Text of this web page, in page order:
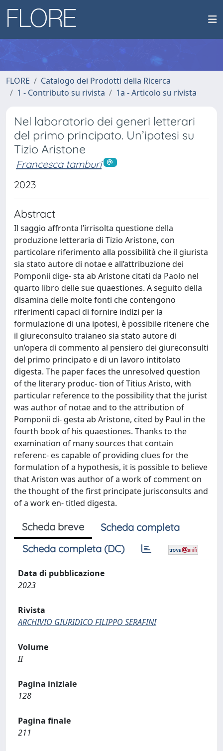
FLORE
Catalogo dei Prodotti della Ricerca
1 - Contributo su rivista
1a - Articolo su rivista
Nel laboratorio dei generi letterari
del primo principato. Un’ipotesi su
Tizio Aristone
Francesca tamburi
2023
Abstract
Il saggio affronta l’irrisolta questione della
produzione letteraria di Tizio Aristone, con
particolare riferimento alla possibilità che il giurista
sia stato autore di notae e all’attribuzione dei
Pomponii dige- sta ab Aristone citati da Paolo nel
quarto libro delle sue quaestiones. A seguito della
disamina delle molte fonti che contengono
riferimenti capaci di fornire indizi per la
formulazione di una ipotesi, è possibile ritenere che
il giureconsulto traianeo sia stato autore di
un’opera di commento al pensiero dei giureconsulti
del primo principato e di un lavoro intitolato
digesta. The paper faces the unresolved question
of the literary produc- tion of Titius Aristo, with
particular reference to the possibility that the jurist
was author of notae and to the attribution of
Pomponii di- gesta ab Aristone, cited by Paul in the
fourth book of his quaestiones. Thanks to the
examination of many sources that contain
referenc- es capable of providing clues for the
formulation of a hypothesis, it is possible to believe
that Ariston was author of a work of comment on
the thought of the first principate jurisconsults and
of a work en- titled digesta.
Scheda breve
Scheda completa
Scheda completa (DC)
Data di pubblicazione
2023
Rivista
ARCHIVIO GIURIDICO FILIPPO SERAFINI
Volume
II
Pagina iniziale
128
Pagina finale
211